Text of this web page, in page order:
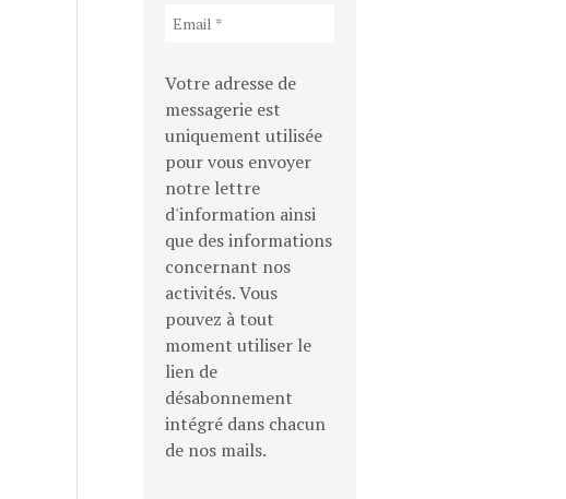
Votre adresse de
messagerie est
uniquement utilisée
pour vous envoyer
notre lettre
d'information ainsi
que des informations
concernant nos
activités. Vous
pouvez à tout
moment utiliser le
lien de
désabonnement
intégré dans chacun
de nos mails.